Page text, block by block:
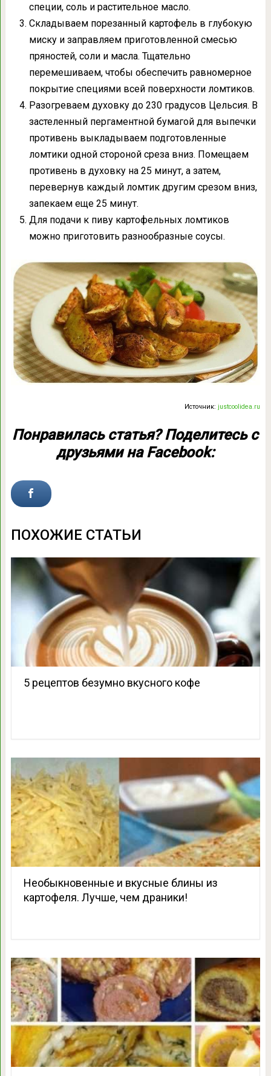
специи, соль и растительное масло.
Складываем порезанный картофель в глубокую
миску и заправляем приготовленной смесью
пряностей, соли и масла. Тщательно
перемешиваем, чтобы обеспечить равномерное
покрытие специями всей поверхности ломтиков.
Разогреваем духовку до 230 градусов Цельсия. В
застеленный пергаментной бумагой для выпечки
противень выкладываем подготовленные
ломтики одной стороной среза вниз. Помещаем
противень в духовку на 25 минут, а затем,
перевернув каждый ломтик другим срезом вниз,
запекаем еще 25 минут.
Для подачи к пиву картофельных ломтиков
можно приготовить разнообразные соусы.
Источник:justcoolidea.ru
Понравилась статья? Поделитесь с
друзьями на Facebook:
ПОХОЖИЕ СТАТЬИ
5 рецептов безумно вкусного кофе
Необыкновенные и вкусные блины из
картофеля. Лучше, чем драники!